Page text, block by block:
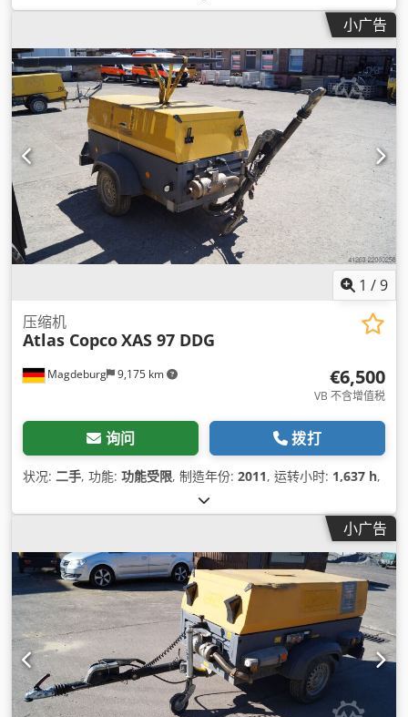
小广告
1 /9
Magdeburg 9,175 km
压缩机
Atlas CopcoXAS 97 DDG
€6,500
VB 不含增值税
询问 拨打
状况: 二手, 功能: 功能受限, 制造年份: 2011, 运转小时: 1,637 h,
小广告